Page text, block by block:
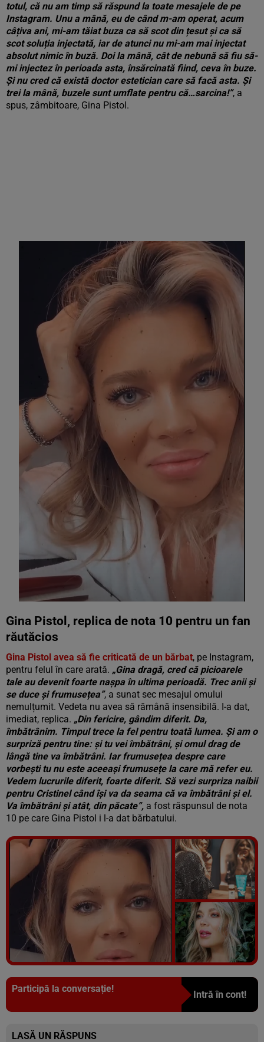
totul, că nu am timp să răspund la toate mesajele de pe
Instagram. Unu a mână, eu de când m-am operat, acum
câțiva ani, mi-am tăiat buza ca să scot din țesut și ca să
scot soluția injectată, iar de atunci nu mi-am mai injectat
absolut nimic în buză. Doi la mână, cât de nebună să fiu să-
mi injectez în perioada asta, însărcinată fiind, ceva în buze.
Și nu cred că există doctor estetician care să facă asta. Și
trei la mână, buzele sunt umflate pentru că…sarcina!”, a
spus, zâmbitoare, Gina Pistol.
Gina Pistol, replica de nota 10 pentru un fan
răutăcios
Gina Pistol avea să fie criticată de un bărbat, pe Instagram,
pentru felul în care arată. „Gina dragă, cred că picioarele
tale au devenit foarte nașpa în ultima perioadă. Trec anii și
se duce și frumusețea”, a sunat sec mesajul omului
nemulțumit. Vedeta nu avea să rămână insensibilă. I-a dat,
imediat, replica. „Din fericire, gândim diferit. Da,
îmbătrânim. Timpul trece la fel pentru toată lumea. Și am o
surpriză pentru tine: și tu vei îmbătrâni, și omul drag de
lângă tine va îmbătrâni. Iar frumusețea despre care
vorbești tu nu este aceeași frumusețe la care mă refer eu.
Vedem lucrurile diferit, foarte diferit. Să vezi surpriza naibii
pentru Cristinel când își va da seama că va îmbătrâni și el.
Va îmbătrâni și atât, din păcate”, a fost răspunsul de nota
10 pe care Gina Pistol i l-a dat bărbatului.
Vezi galeria foto
8 poze
Participă la conversație!
Intră în cont!
LASĂ UN RĂSPUNS